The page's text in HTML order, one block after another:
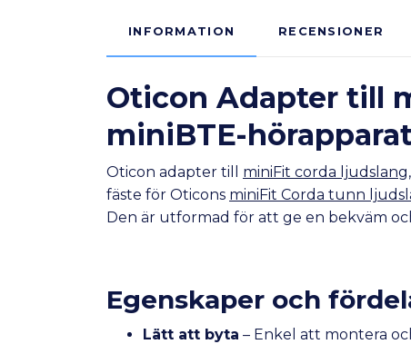
INFORMATION RECENSIONER
Oticon Adapter till
miniBTE-
Oticon adapter till miniFit corda ljudslang
fäste för Oticons miniFit Corda tunn
Den är utformad för att ge en bekväm
Egenskaper och
Lätt att byta – Enkel att montera